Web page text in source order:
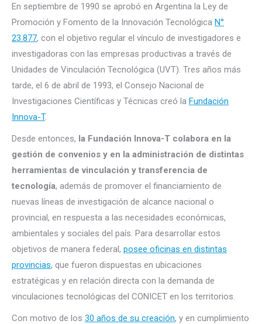
En septiembre de 1990 se aprobó en Argentina la Ley de
Promoción y Fomento de la Innovación Tecnológica N°
23.877, con el objetivo regular el vínculo de investigadores e
investigadoras con las empresas productivas a través de
Unidades de Vinculación Tecnológica (UVT). Tres años más
tarde, el 6 de abril de 1993, el Consejo Nacional de
Investigaciones Científicas y Técnicas creó la Fundación
Innova-T.
Desde entonces, la Fundación Innova-T colabora en la
gestión de convenios y en la administración de distintas
herramientas de vinculación y transferencia de
tecnología, además de promover el financiamiento de
nuevas líneas de investigación de alcance nacional o
provincial, en respuesta a las necesidades económicas,
ambientales y sociales del país. Para desarrollar estos
objetivos de manera federal, posee oficinas en distintas
provincias, que fueron dispuestas en ubicaciones
estratégicas y en relación directa con la demanda de
vinculaciones tecnológicas del CONICET en los territorios.
Con motivo de los 30 años de su creación, y en cumplimiento